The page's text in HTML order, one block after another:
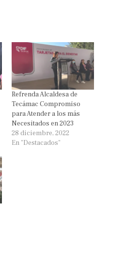
Refrenda Alcaldesa de
Tecámac Compromiso
para Atender a los más
Necesitados en 2023
28 diciembre, 2022
En "Destacados"